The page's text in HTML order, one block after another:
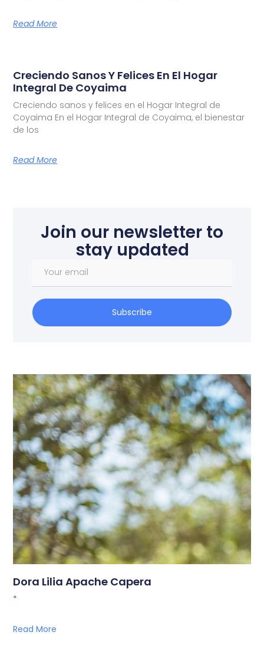
Read More
Creciendo Sanos Y Felices En El Hogar
Integral De Coyaima
Creciendo sanos y felices en el Hogar Integral de
Coyaima En el Hogar Integral de Coyaima, el bienestar
de los
Read More
Join our newsletter to
stay updated
Subscribe
Dora Lilia Apache Capera
*
Read More